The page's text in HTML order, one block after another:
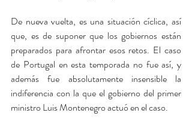
De nueva vuelta, es una situación cíclica, así
que, es de suponer que los gobiernos están
preparados para afrontar esos retos. El caso
de Portugal en esta temporada no fue así, y
además fue absolutamente insensible la
indiferencia con la que el gobierno del primer
ministro Luis Montenegro actuó en el caso.